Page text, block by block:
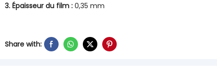
3. Épaisseur du film : 0,35 mm
Share with: